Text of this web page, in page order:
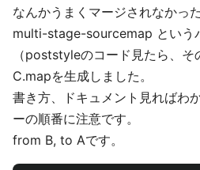
なんかうまくマージされなかった
multi-stage-sourcemap という
（poststyleのコード見たら、そ
C.mapを生成しました。
書き方、ドキュメント見ればわ
ーの順番に注意です。
from B, to Aです。